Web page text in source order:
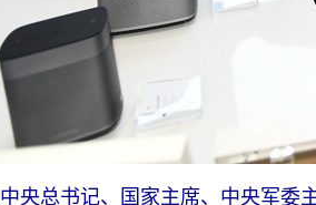
总书记、国家主席、中央军委